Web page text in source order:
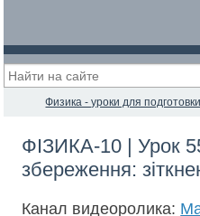
Физика - уроки для
ФІЗИКА-10 | Урок
збереження:
Канал видеоролика: